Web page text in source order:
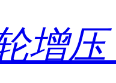
增压